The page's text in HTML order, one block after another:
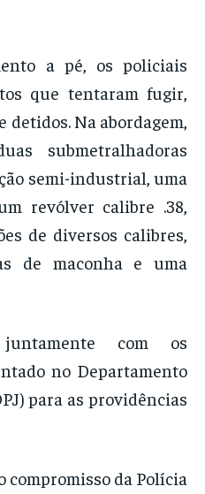
a pé, os policiais
que tentaram fugir,
detidos. Na abordagem,
submetralhadoras
semi-industrial, uma
revólver calibre .38,
de diversos calibres,
de maconha e uma
com os
no Departamento
para as providências
compromisso da Polícia